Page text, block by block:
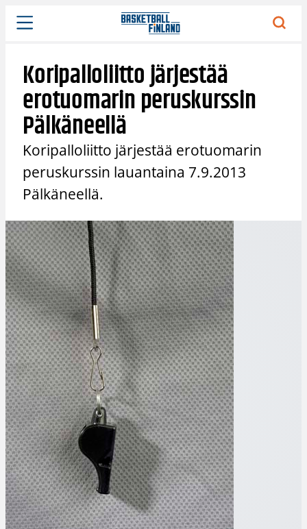
Siirry
sisältöön
Koripalloliitto järjestää
erotuomarin peruskurssin
Pälkäneellä
Koripalloliitto järjestää erotuomarin
peruskurssin lauantaina 7.9.2013
Pälkäneellä.